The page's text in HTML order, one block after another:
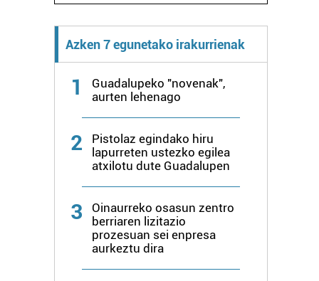
Azken 7 egunetako irakurrienak
1
Guadalupeko "novenak",
aurten lehenago
2
Pistolaz egindako hiru
lapurreten ustezko egilea
atxilotu dute Guadalupen
3
Oinaurreko osasun zentro
berriaren lizitazio
prozesuan sei enpresa
aurkeztu dira